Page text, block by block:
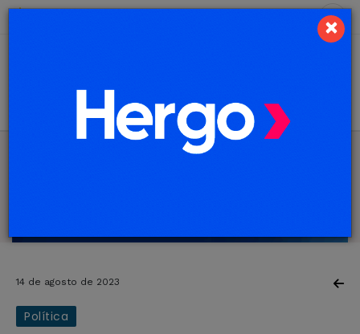
14 de agosto de 2023
Política
×